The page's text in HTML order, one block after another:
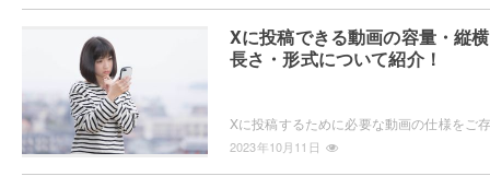
Xに投稿できる動画の容量・縦
長さ・形式について紹介！
2023年10月11日